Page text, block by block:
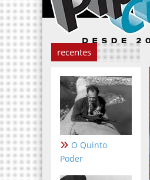
recentes
O Quinto
Poder